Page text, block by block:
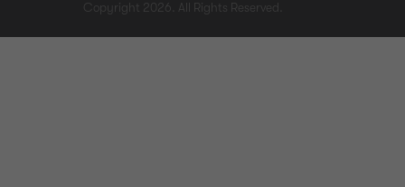
Copyright 2026. All Rights Reserved.